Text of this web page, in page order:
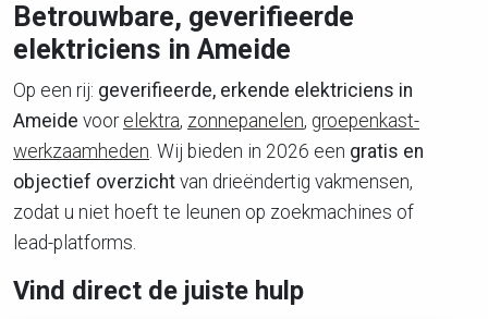
Betrouwbare, geverifieerde
elektriciens in Ameide
Op een rij: geverifieerde, erkende elektriciens in
Ameide voor elektra, zonnepanelen, groepenkast-
werkzaamheden. Wij bieden in 2026 een gratis en
objectief overzicht van drieëndertig vakmensen,
zodat u niet hoeft te leunen op zoekmachines of
lead-platforms.
Vind direct de juiste hulp